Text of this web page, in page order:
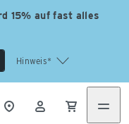
15% auf fast alles
Hinweis*